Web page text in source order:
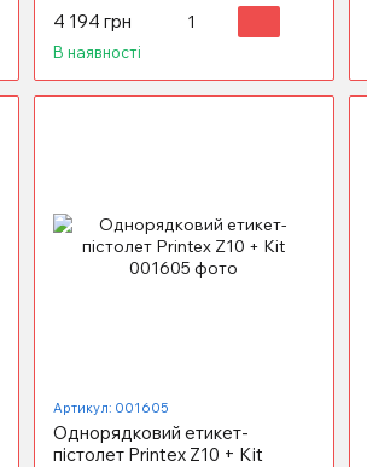
4 194 грн
В наявності
Артикул: 001605
Однорядковий етикет-
пістолет Printex Z10 + Kit